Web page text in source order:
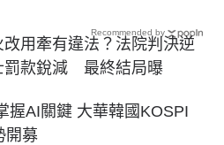
改用牽有違法？法院判決逆
罰款銳減 最終結局曝
握AI關鍵 大華韓國KOSPI
開募
Recommended by